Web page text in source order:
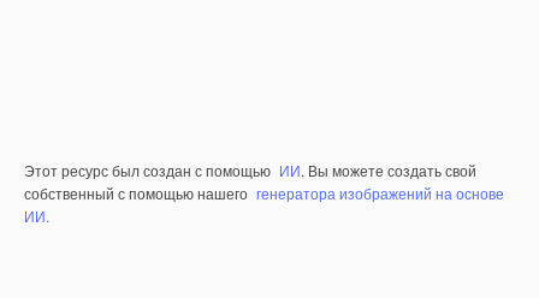
Этот ресурс был создан с помощью ИИ. Вы можете создать свой
собственный с помощью нашего генератора изображений на основе
ИИ.